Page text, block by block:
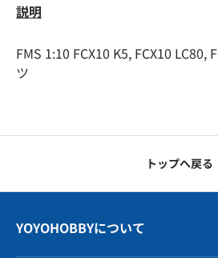
説明
FMS 1:10 FCX10 K5, FCX10 LC80,
ツ
トップへ戻る
YOYOHOBBYについて